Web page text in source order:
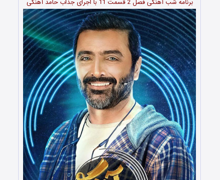
برنامه شب آهنگی فصل 2 قسمت 11 با اجرای جذاب حامد آهنگی